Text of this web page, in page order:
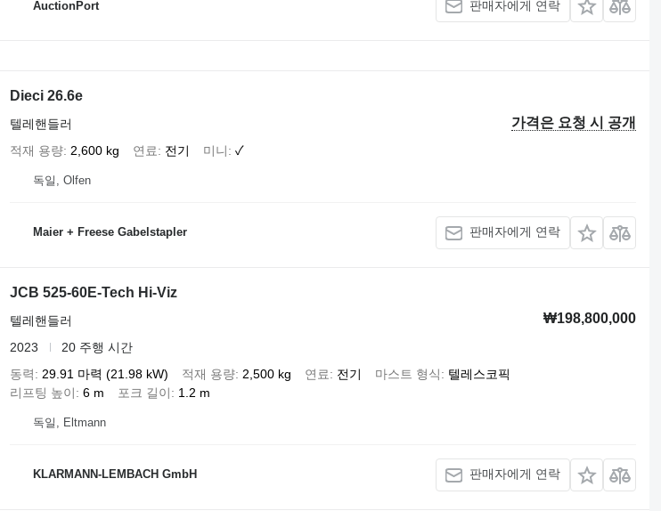
AuctionPort 판매자에게 연락
Dieci 26.6e
가격은 요청 시 공개
텔레핸들러
적재 용량 2,600 kg 연료 전기 미니 ✓
독일, Olfen
Maier + Freese Gabelstapler 판매자에게 연락
JCB 525-60E-Tech Hi-Viz
₩198,800,000
텔레핸들러
2023
20 주행 시간
동력
29.91 마력 (21.98 kW) 적재 용량 2,500 kg 연료 전기 마스트 형식
텔레스코픽
리프팅 높이
6 m 포크 길이 1.2 m
독일, Eltmann
KLARMANN-LEMBACH GmbH 판매자에게 연락